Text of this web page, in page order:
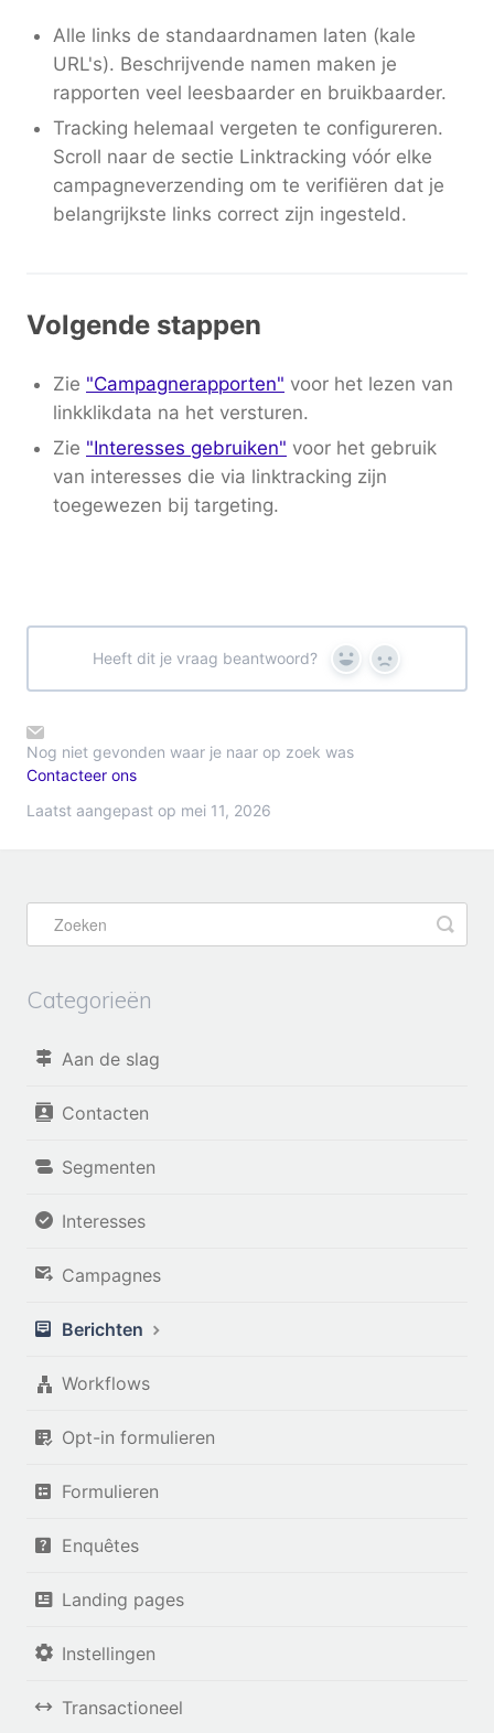
Alle links de standaardnamen laten (kale
URL's). Beschrijvende namen maken je
rapporten veel leesbaarder en bruikbaarder.
Tracking helemaal vergeten te configureren.
Scroll naar de sectie Linktracking vóór elke
campagneverzending om te verifiëren dat je
belangrijkste links correct zijn ingesteld.
Volgende stappen
Zie "Campagnerapporten" voor het lezen van
linkklikdata na het versturen.
Zie "Interesses gebruiken" voor het gebruik
van interesses die via linktracking zijn
toegewezen bij targeting.
Heeft dit je vraag beantwoord? Yes No
Nog niet gevonden waar je naar op zoek was
Contacteer ons
Laatst aangepast op mei 11, 2026
Categorieën
Aan de slag
Contacten
Segmenten
Interesses
Campagnes
Berichten
Workflows
Opt-in formulieren
Formulieren
Enquêtes
Landing pages
Instellingen
Transactioneel